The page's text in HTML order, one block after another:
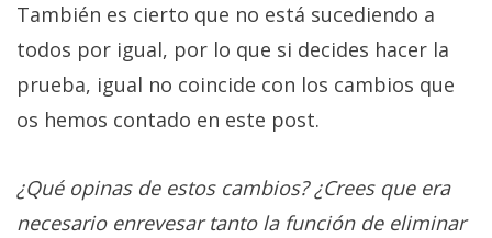
También es cierto que no está sucediendo a
todos por igual, por lo que si decides hacer la
prueba, igual no coincide con los cambios que
os hemos contado en este post.
¿Qué opinas de estos cambios? ¿Crees que era
necesario enrevesar tanto la función de eliminar